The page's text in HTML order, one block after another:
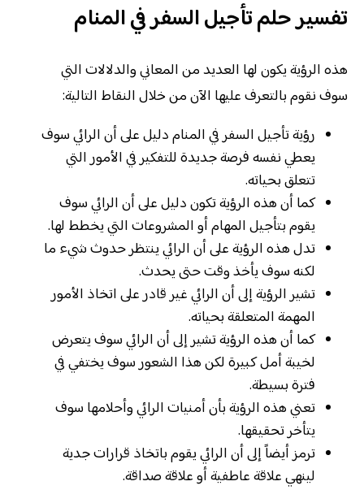
تفسير حلم تأجيل السفر في المنام
هذه الرؤية يكون لها العديد من المعاني والدلالات التي
سوف نقوم بالتعرف عليها الآن من خلال النقاط التالية:
رؤية تأجيل السفر في المنام دليل على أن الرائي سوف
يعطي نفسه فرصة جديدة للتفكير في الأمور التي
تتعلق بحياته.
كما أن هذه الرؤية تكون دليل على أن الرائي سوف
يقوم بتأجيل المهام أو المشروعات التي يخطط لها.
تدل هذه الرؤية على أن الرائي ينتظر حدوث شيء ما
لكنه سوف يأخذ وقت حتى يحدث.
تشير الرؤية إلى أن الرائي غير قادر على اتخاذ الأمور
المهمة المتعلقة بحياته.
كما أن هذه الرؤية تشير إلى أن الرائي سوف يتعرض
لخيبة أمل كبيرة لكن هذا الشعور سوف يختفي في
فترة بسيطة.
تعني هذه الرؤية بأن أمنيات الرائي وأحلامها سوف
يتأخر تحقيقها.
ترمز أيضاً إلى أن الرائي يقوم باتخاذ قرارات جدية
لينهي علاقة عاطفية أو علاقة صداقة.